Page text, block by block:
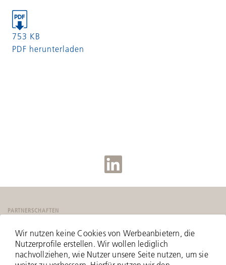
753 KB
PDF herunterladen
PARTNERSCHAFTEN
Wir nutzen keine Cookies von Werbeanbietern, die
Nutzerprofile erstellen. Wir wollen lediglich
nachvollziehen, wie Nutzer unsere Seite nutzen, um sie